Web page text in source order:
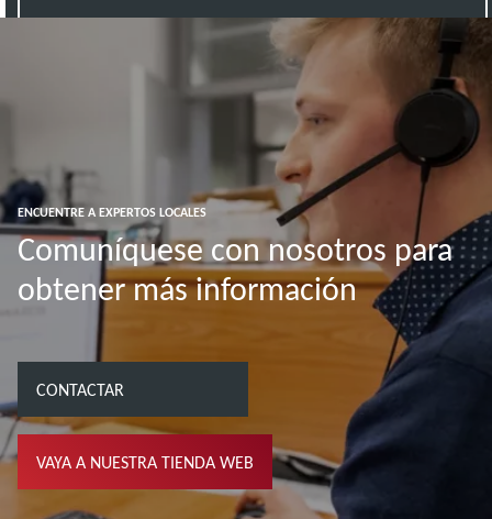
ENCUENTRE A EXPERTOS LOCALES
Comuníquese con nosotros para
obtener más información
CONTACTAR
VAYA A NUESTRA TIENDA WEB